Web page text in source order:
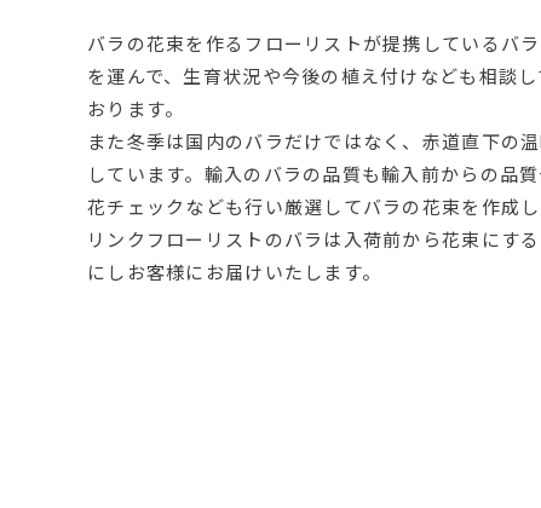
バラの花束を作るフローリストが提携しているバ
を運んで、生育状況や今後の植え付けなども相談
おります。
また冬季は国内のバラだけではなく、赤道直下の
しています。輸入のバラの品質も輸入前からの品
花チェックなども行い厳選してバラの花束を作成し
リンクフローリストのバラは入荷前から花束にす
にしお客様にお届けいたします。